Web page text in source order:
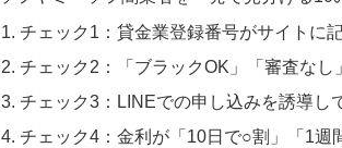
チェック1：貸金業登録番号がサイトに
チェック2：「ブラックOK」「審査なし
チェック3：LINEでの申し込みを誘導し
チェック4：金利が「10日で○割」「1週